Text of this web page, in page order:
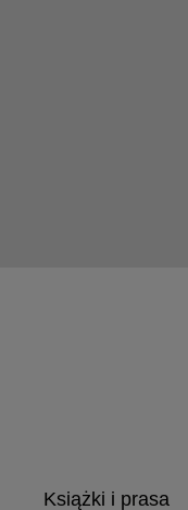
Książki i prasa